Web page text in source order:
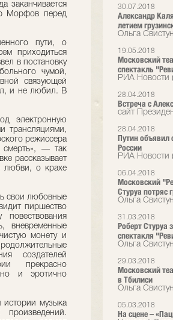
30.07.2018
Александр
летием
Ольга
19.05.2018
Московский
спектакль
РИА Новости
28.04.2018
Встреча с
сайт
28.04.2018
Путин объявил
России
РИА Новости
06.04.2018
Московский
Стуруа потряс
Ольга
31.03.2018
Роберт Стуруа
спектакля
Ольга
29.03.2018
Московский
в Тбилиси
Ольга
05.03.2018
На сцене –
заканчивается
Морфов перед
пути, о
приходиться
в постановку
чумой,
связующей
и не любил. В
электронную
трансляциями,
режиссера
смерть», — так
рассказывает
любви, о крахе
свои любовные
пиршество
вневременные
монету и
создателей
прекрасно
и эротично
истории музыка